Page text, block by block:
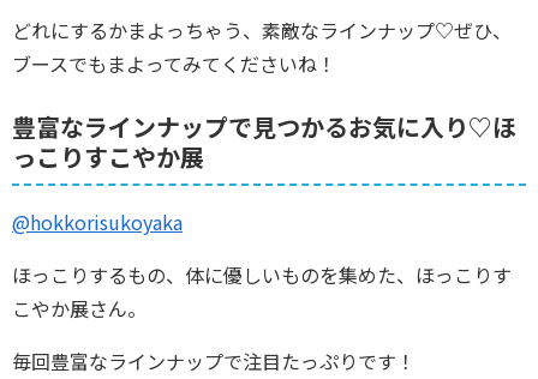
どれにするかまよっちゃう、素敵なラインナップ♡ぜひ、
ブースでもまよってみてくださいね！
豊富なラインナップで見つかるお気に入り♡ほ
っこりすこやか展
@hokkorisukoyaka
ほっこりするもの、体に優しいものを集めた、ほっこりす
こやか展さん。
毎回豊富なラインナップで注目たっぷりです！